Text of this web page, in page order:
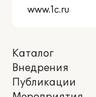
Каталог
Внедрения
Публикации